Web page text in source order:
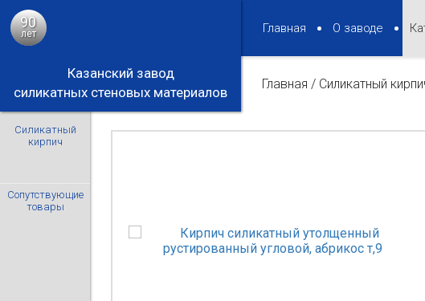
Казанский завод
силикатных стеновых материалов
90
лет Главная О заводе
Главная / Силикатный
Силикатный
кирпич
Сопутствующие
товары